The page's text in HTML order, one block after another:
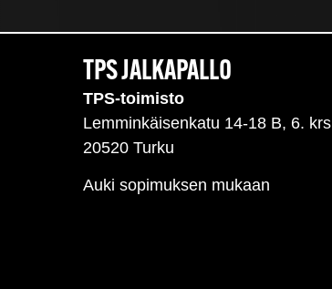
TPS JALKAPALLO
TPS-toimisto
Lemminkäisenkatu 14-18 B, 6. krs
20520 Turku
Auki sopimuksen mukaan